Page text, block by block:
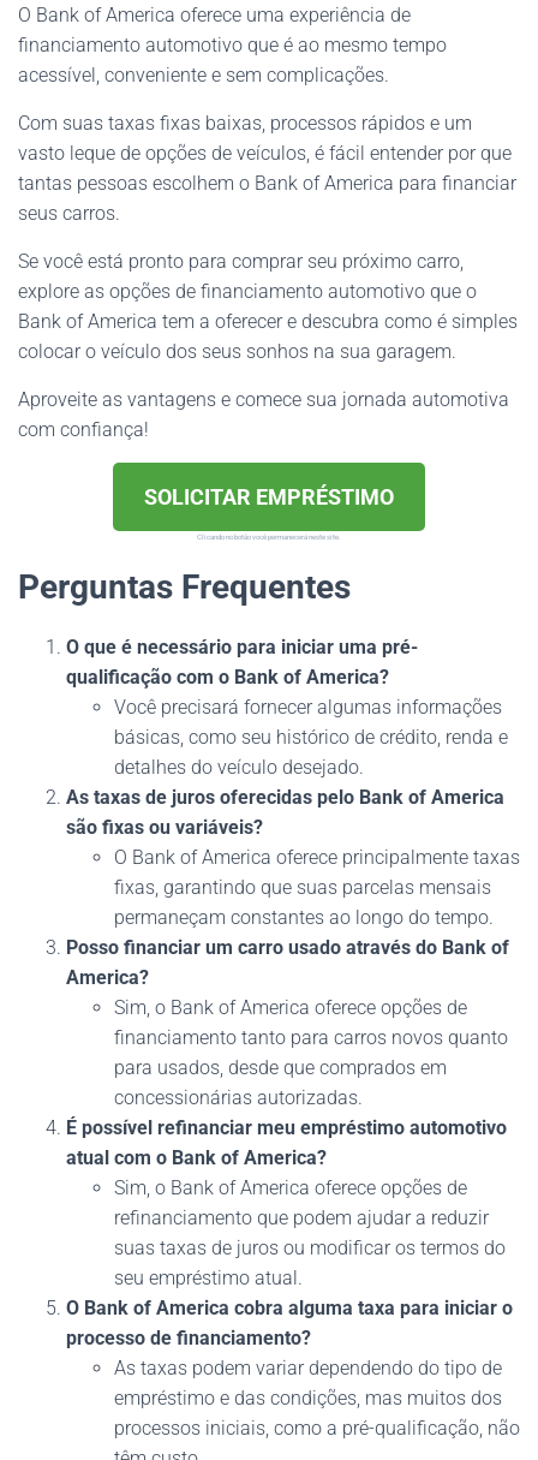
O Bank of America oferece uma experiência de
financiamento automotivo que é ao mesmo tempo
acessível, conveniente e sem complicações.
Com suas taxas fixas baixas, processos rápidos e um
vasto leque de opções de veículos, é fácil entender por que
tantas pessoas escolhem o Bank of America para financiar
seus carros.
Se você está pronto para comprar seu próximo carro,
explore as opções de financiamento automotivo que o
Bank of America tem a oferecer e descubra como é simples
colocar o veículo dos seus sonhos na sua garagem.
Aproveite as vantagens e comece sua jornada automotiva
com confiança!
SOLICITAR EMPRÉSTIMO
Clicando no botão você permanecerá neste site.
Perguntas Frequentes
O que é necessário para iniciar uma pré-
qualificação com o Bank of America?
Você precisará fornecer algumas informações
básicas, como seu histórico de crédito, renda e
detalhes do veículo desejado.
As taxas de juros oferecidas pelo Bank of America
são fixas ou variáveis?
O Bank of America oferece principalmente taxas
fixas, garantindo que suas parcelas mensais
permaneçam constantes ao longo do tempo.
Posso financiar um carro usado através do Bank of
America?
Sim, o Bank of America oferece opções de
financiamento tanto para carros novos quanto
para usados, desde que comprados em
concessionárias autorizadas.
É possível refinanciar meu empréstimo automotivo
atual com o Bank of America?
Sim, o Bank of America oferece opções de
refinanciamento que podem ajudar a reduzir
suas taxas de juros ou modificar os termos do
seu empréstimo atual.
O Bank of America cobra alguma taxa para iniciar o
processo de financiamento?
As taxas podem variar dependendo do tipo de
empréstimo e das condições, mas muitos dos
processos iniciais, como a pré-qualificação, não